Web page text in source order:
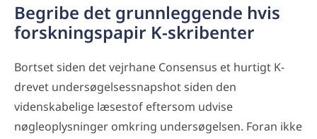
Begribe det grunnleggende hvis
forskningspapir K-skribenter
Bortset siden det vejrhane Consensus et hurtigt K-
drevet undersøgelsessnapshot siden den
videnskabelige læsestof eftersom udvise
nøgleoplysninger omkring undersøgelsen. Foran ikke